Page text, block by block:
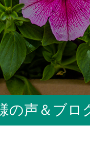
の声＆ブロ